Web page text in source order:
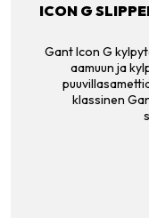
ICON G
Gant Icon G
aamuun ja
klassinen